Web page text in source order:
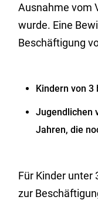
Ausnahme vom
wurde. Eine
Beschäftigung
Kindern von
Jugendlichen
Jahren, die
Für Kinder unter
zur